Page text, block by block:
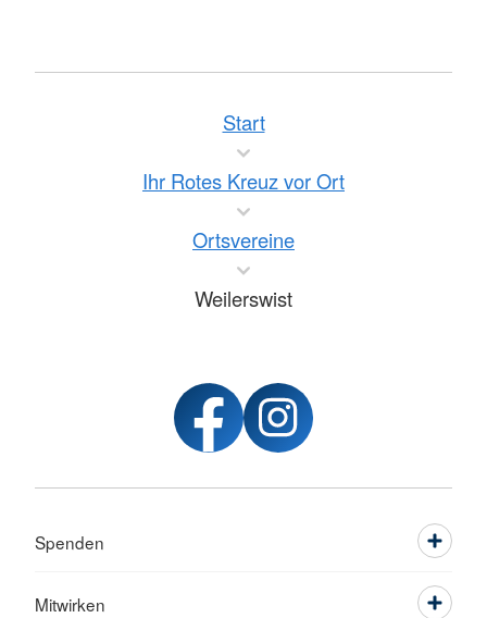
Start
Ihr Rotes Kreuz vor Ort
Ortsvereine
Weilerswist
Spenden
Mitwirken